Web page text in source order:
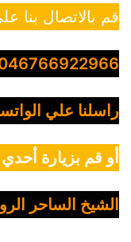
قم بالاتصال بنا
راسلنا علي
أو قم بزيارة
الشيخ الساحر